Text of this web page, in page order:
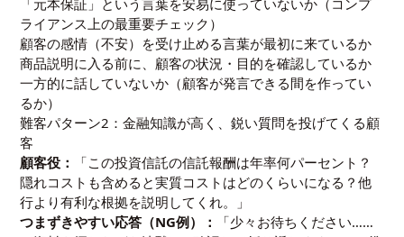
「元本保証」という言葉を安易に使っていないか（コンプ
ライアンス上の最重要チェック）
顧客の感情（不安）を受け止める言葉が最初に来ているか
商品説明に入る前に、顧客の状況・目的を確認しているか
一方的に話していないか（顧客が発言できる間を作ってい
るか）
難客パターン2：金融知識が高く、鋭い質問を投げてくる顧
客
顧客役：
「この投資信託の信託報酬は年率何パーセント？
隠れコストも含めると実質コストはどのくらいになる？他
行より有利な根拠を説明してくれ。」
つまずきやすい応答（NG例）：
「少々お待ちください……